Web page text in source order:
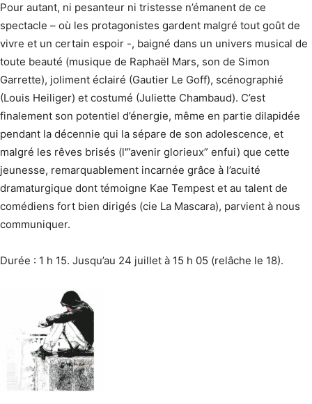
Pour autant, ni pesanteur ni tristesse n’émanent de ce
spectacle – où les protagonistes gardent malgré tout goût de
vivre et un certain espoir -, baigné dans un univers musical de
toute beauté (musique de Raphaël Mars, son de Simon
Garrette), joliment éclairé (Gautier Le Goff), scénographié
(Louis Heiliger) et costumé (Juliette Chambaud). C’est
finalement son potentiel d’énergie, même en partie dilapidée
pendant la décennie qui la sépare de son adolescence, et
malgré les rêves brisés (l'”avenir glorieux” enfui) que cette
jeunesse, remarquablement incarnée grâce à l’acuité
dramaturgique dont témoigne Kae Tempest et au talent de
comédiens fort bien dirigés (cie La Mascara), parvient à nous
communiquer.
Durée : 1 h 15. Jusqu’au 24 juillet à 15 h 05 (relâche le 18).